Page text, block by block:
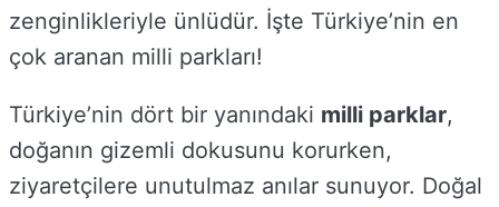
zenginlikleriyle ünlüdür. İşte Türkiye’nin en
çok aranan milli parkları!
Türkiye’nin dört bir yanındaki milli parklar,
doğanın gizemli dokusunu korurken,
ziyaretçilere unutulmaz anılar sunuyor. Doğal